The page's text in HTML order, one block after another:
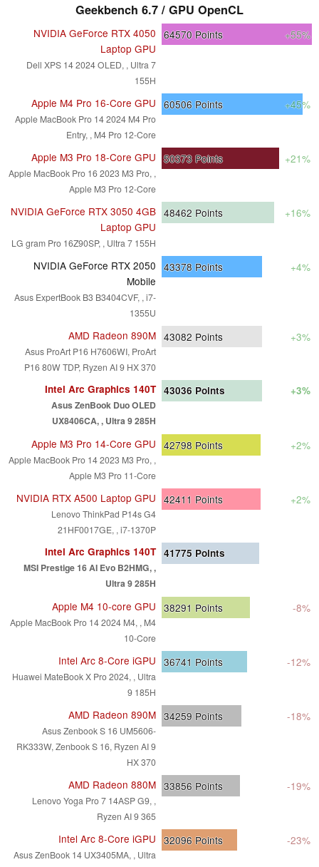
Geekbench 6.7 / GPU OpenCL
NVIDIA GeForce RTX 4050
Laptop GPU
Dell XPS 14 2024 OLED, , Ultra 7
155H
64570 Points +55%
Apple M4 Pro 16-Core GPU
Apple MacBook Pro 14 2024 M4 Pro
Entry, , M4 Pro 12-Core
60506 Points +45%
Apple M3 Pro 18-Core GPU
Apple MacBook Pro 16 2023 M3 Pro, ,
Apple M3 Pro 12-Core
50373 Points +21%
NVIDIA GeForce RTX 3050 4GB
Laptop GPU
LG gram Pro 16Z90SP, , Ultra 7 155H
48462 Points +16%
NVIDIA GeForce RTX 2050
Mobile
Asus ExpertBook B3 B3404CVF, , i7-
1355U
43378 Points +4%
AMD Radeon 890M
Asus ProArt P16 H7606WI, ProArt
P16 80W TDP, Ryzen AI 9 HX 370
43082 Points +3%
Intel Arc Graphics 140T
Asus ZenBook Duo OLED
UX8406CA, , Ultra 9 285H
43036 Points +3%
Apple M3 Pro 14-Core GPU
Apple MacBook Pro 14 2023 M3 Pro, ,
Apple M3 Pro 11-Core
42798 Points +2%
NVIDIA RTX A500 Laptop GPU
Lenovo ThinkPad P14s G4
21HF0017GE, , i7-1370P
42411 Points +2%
Intel Arc Graphics 140T
MSI Prestige 16 AI Evo B2HMG, ,
Ultra 9 285H
41775 Points
Apple M4 10-core GPU
Apple MacBook Pro 14 2024 M4, , M4
10-Core
38291 Points -8%
Intel Arc 8-Core iGPU
Huawei MateBook X Pro 2024, , Ultra
9 185H
36741 Points -12%
AMD Radeon 890M
Asus Zenbook S 16 UM5606-
RK333W, Zenbook S 16, Ryzen AI 9
HX 370
34259 Points -18%
AMD Radeon 880M
Lenovo Yoga Pro 7 14ASP G9, ,
Ryzen AI 9 365
33856 Points -19%
Intel Arc 8-Core iGPU
Asus ZenBook 14 UX3405MA, , Ultra
32096 Points -23%